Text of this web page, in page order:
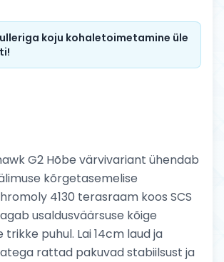
koju kohaletoimetamine üle
G2 Hõbe värvivariant ühendab
kõrgetasemelise
4130 terasraam koos SCS
usaldusväärsuse kõige
puhul. Lai 14cm laud ja
rattad pakuvad stabiilsust ja